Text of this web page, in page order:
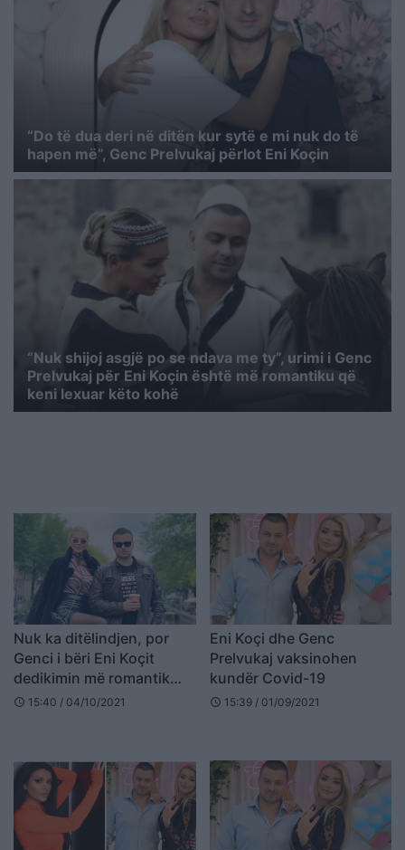
“Do të dua deri në ditën kur sytë e mi nuk do të
hapen më”, Genc Prelvukaj përlot Eni Koçin
“Nuk shijoj asgjë po se ndava me ty”, urimi i Genc
Prelvukaj për Eni Koçin është më romantiku që
keni lexuar këto kohë
Nuk ka ditëlindjen, por
Genci i bëri Eni Koçit
dedikimin më romantik
(FOTO LAJM)
schedule 15:40 / 04/10/2021
Eni Koçi dhe Genc
Prelvukaj vaksinohen
kundër Covid-19
schedule 15:39 / 01/09/2021